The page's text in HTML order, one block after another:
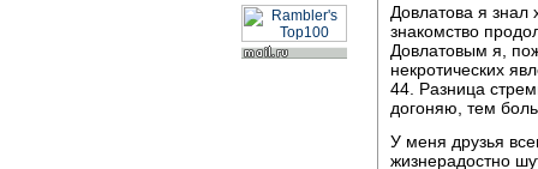
Довлатова я
знакомство
Довлатовым я,
некротических
44. Разница
догоняю, тем
У меня друзья
жизнерадостно